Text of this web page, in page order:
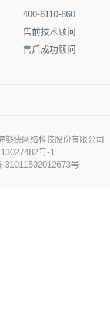
400-6110-860
售前技术顾问
售后成功顾问
快网络科技股份有限公司
号-1
31011502012673号